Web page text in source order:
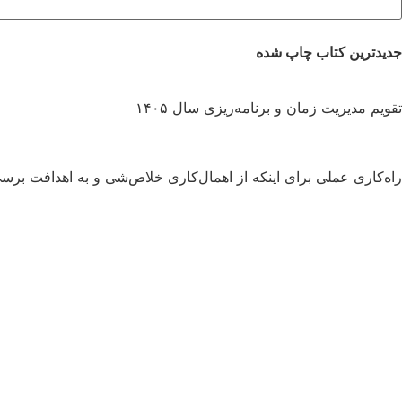
جدیدترین کتاب چاپ شده
تقویم مدیریت زمان و برنامه‌ریزی سال ۱۴۰۵
راه‌کاری عملی برای اینکه از اهمال‌کاری خلاص‌شی و به اهدافت